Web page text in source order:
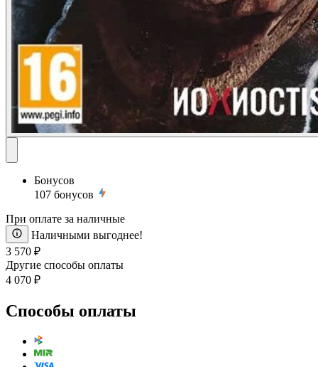
Бонусов
107 бонусов
При оплате за наличные
Наличными выгоднее!
3 570 ₽
Другие способы оплаты
4 070 ₽
Способы оплаты